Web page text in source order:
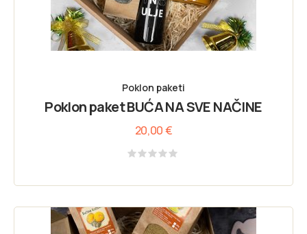
Poklon paketi
Poklon paket BUĆA NA SVE NAČINE
20,00€
out
5